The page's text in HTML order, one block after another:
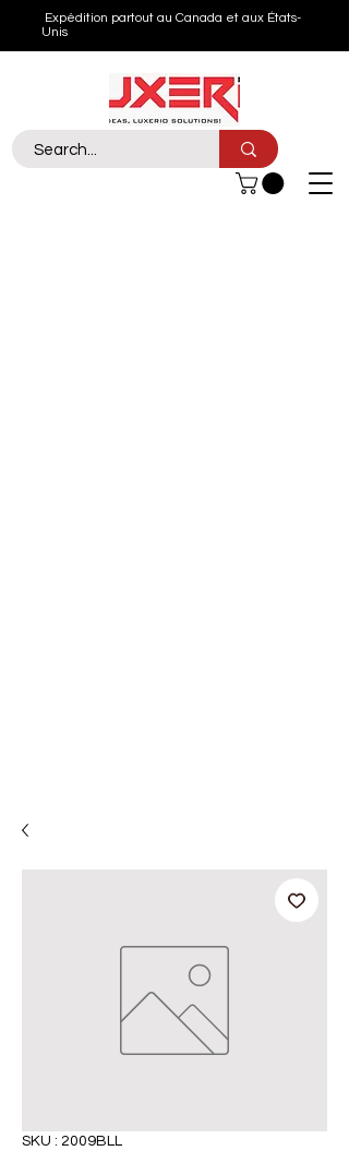
Expédition partout au Canada et aux États-
Unis
SKU : 2009BLL